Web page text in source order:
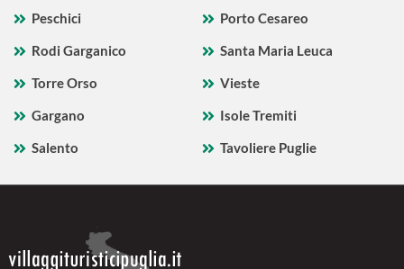
Peschici
Porto Cesareo
Rodi Garganico
Santa Maria Leuca
Torre Orso
Vieste
Gargano
Isole Tremiti
Salento
Tavoliere Puglie